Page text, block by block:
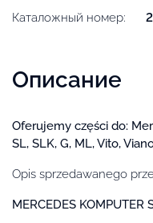
Каталожный номер:
Описание
Oferujemy części do:
SL, SLK, G, ML, Vito,
Opis sprzedawanego
MERCEDES KOMPUTER